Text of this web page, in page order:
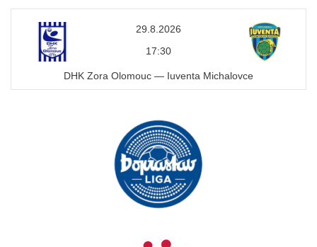
o
o
k
29.8.2026
17:30
DHK Zora Olomouc — Iuventa Michalovce